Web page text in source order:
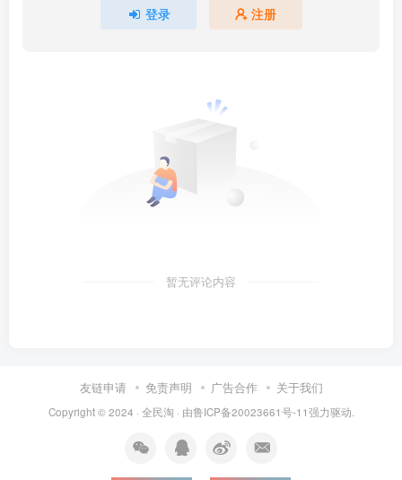
登录 注册
暂无评论内容
友链申请 免责声明 广告合作 关于我们
Copyright © 2024 · 全民淘 · 由鲁ICP备20023661号-11强力驱动.